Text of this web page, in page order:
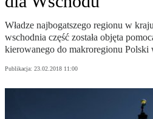
Władze najbogatszego regionu w
wschodnia część została objęta
kierowanego do makroregionu Polski
Publikacja: 23.02.2018 11:00